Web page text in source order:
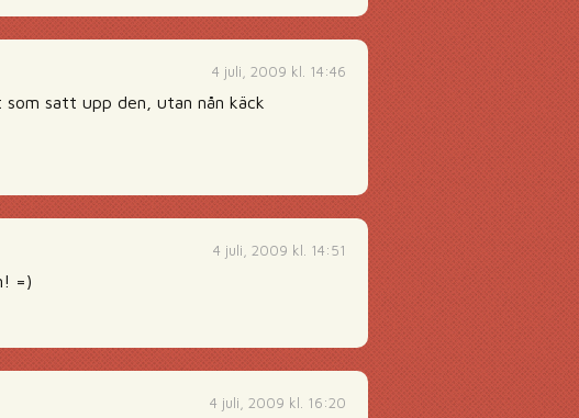
4 juli, 2009 kl. 14:46
satt upp den, utan nån käck
4 juli, 2009 kl. 14:51
=)
4 juli, 2009 kl. 16:20